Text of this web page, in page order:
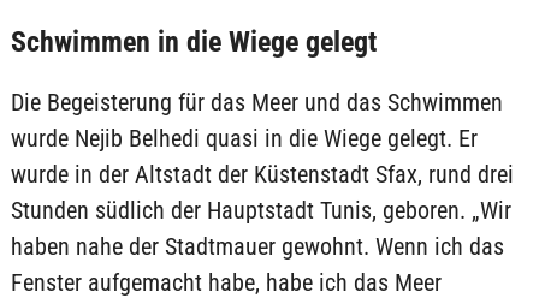
Schwimmen in die Wiege gelegt
Die Begeisterung für das Meer und das Schwimmen
wurde Nejib Belhedi quasi in die Wiege gelegt. Er
wurde in der Altstadt der Küstenstadt Sfax, rund drei
Stunden südlich der Hauptstadt Tunis, geboren. „Wir
haben nahe der Stadtmauer gewohnt. Wenn ich das
Fenster aufgemacht habe, habe ich das Meer